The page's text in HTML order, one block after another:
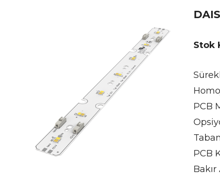
Stok
PCB
PCB
Bakır